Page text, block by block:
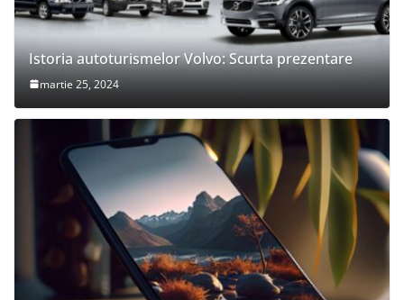
Istoria autoturismelor Volvo: Scurta prezentare
martie 25, 2024